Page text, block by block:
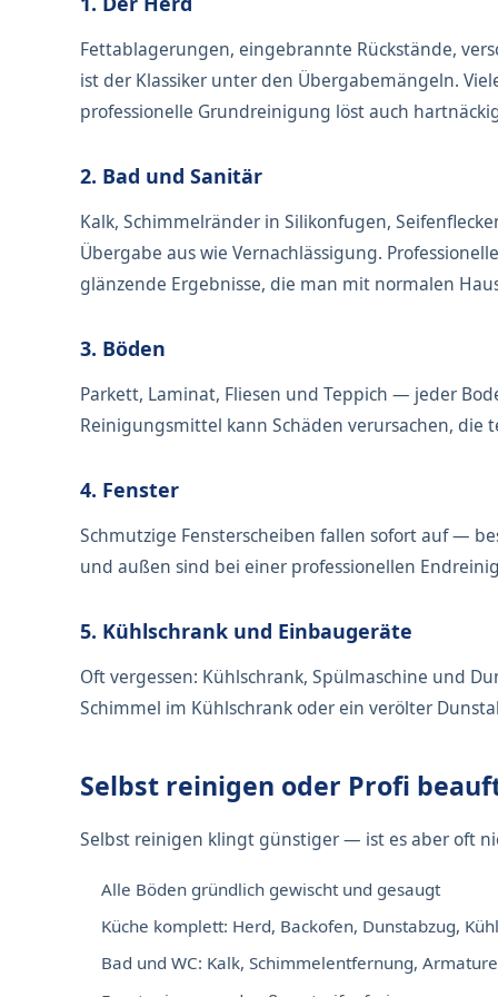
Fettablagerungen, eingebrannte Rückstände,
ist der Klassiker unter den Übergabemängeln.
professionelle Grundreinigung löst auch
2. Bad und Sanitär
Kalk, Schimmelränder in Silikonfugen,
Übergabe aus wie Vernachlässigung.
glänzende Ergebnisse, die man mit normalen
3. Böden
Parkett, Laminat, Fliesen und Teppich — jeder
Reinigungsmittel kann Schäden verursachen, die
4. Fenster
Schmutzige Fensterscheiben fallen sofort auf —
und außen sind bei einer professionellen
5. Kühlschrank und Einbaugeräte
Oft vergessen: Kühlschrank, Spülmaschine und
Schimmel im Kühlschrank oder ein verölter
Selbst reinigen oder Profi
Selbst reinigen klingt günstiger — ist es aber oft
Alle Böden gründlich gewischt und gesaugt
Küche komplett: Herd, Backofen, Dunstabzug,
Bad und WC: Kalk, Schimmelentfernung,